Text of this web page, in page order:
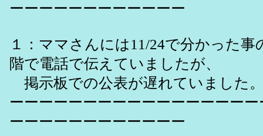
ーーーーーーーーーーーー
１：ママさんには11/24で分かった事
階で電話で伝えていましたが、
掲示板での公表が遅れていました
ーーーーーーーーーーーーーーーー
ーーーーーーーーーーーー